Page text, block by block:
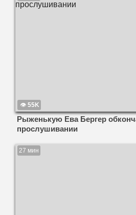
55K
Рыженькую Ева Бергер
прослушивании
27 мин